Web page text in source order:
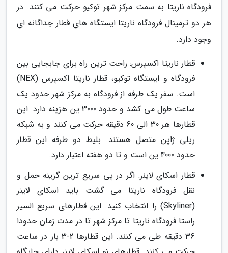
فرودگاه ناریتا به سمت مرکز شهر توکیو حرکت می کنند. در
هر دو ترمینال فرودگاه ناریتا ایستگاه های قطار جداگانه ای
وجود دارد.
قطار ناریتا اکسپرس: راحت ترین راه برای جابجایی بین
فرودگاه و ایستگاه توکیو، قطار ناریتا اکسپرس (NEX)
است. سفر یک طرفه از فرودگاه به مرکز شهر حدود یک
ساعت طول می کشد و حدود 3000 ین هزینه دارد. این
قطارها هر 30 الی 60 دقیقه حرکت می کنند و به شبکه
ریلی ژاپن متصل هستند. بلیط دو طرفه این قطار
حدود 4000 ین است و تا دو هفته اعتبار دارد.
قطار اسکای لاینر: اگر در پی سریع ترین گزینه حمل و
نقل فرودگاه ناریتا می گشت باید اسکای لاینر
(Skyliner) را انتخاب کنید. این قطارهای سریع السیر
راستا فرودگاه ناریتا تا مرکز شهر تا در مدت زمان حدودا
36 دقیقه طی می کنند. این قطارها 2-3 بار در ساعت